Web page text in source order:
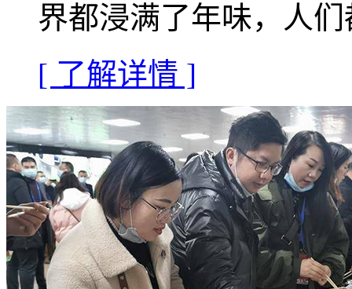
界都浸满了年味，人
[ 了解详情 ]